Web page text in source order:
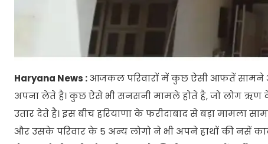
Haryana News :आजकल परिवारों में कुछ ऐसी आफतें सामने
अपना लेते है। कुछ ऐसे भी सनसनी मामले होते है, जो लोग ऋण
उतार देते है। इस बीच हरियाणा के फरीदाबाद से बड़ा मामला
और उसके परिवार के 5 अन्य लोगो ने भी अपने हाथों की नसें